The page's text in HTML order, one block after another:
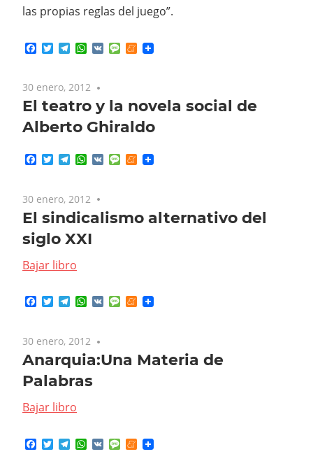
las propias reglas del juego”.
Facebook
TwitterTelegram
WhatsApp
VK MessageMeneame
30 enero, 2012
El teatro y la novela social de
Alberto Ghiraldo
Facebook
TwitterTelegram
WhatsApp
VK MessageMeneame
30 enero, 2012
El sindicalismo alternativo del
siglo XXI
Bajar libro
Facebook
TwitterTelegram
WhatsApp
VK MessageMeneame
30 enero, 2012
Anarquia:Una Materia de
Palabras
Bajar libro
Facebook
TwitterTelegram
WhatsApp
VK MessageMeneame